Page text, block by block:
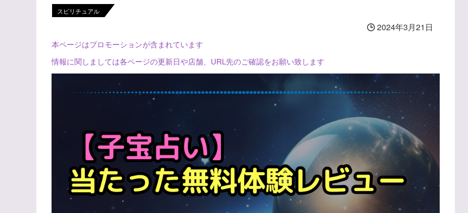
スピリチュアル
2024年3月21日
本ページはプロモーションが含まれています
情報に関しましては各ページの更新日や店舗、URL先のご確認をお願い致します